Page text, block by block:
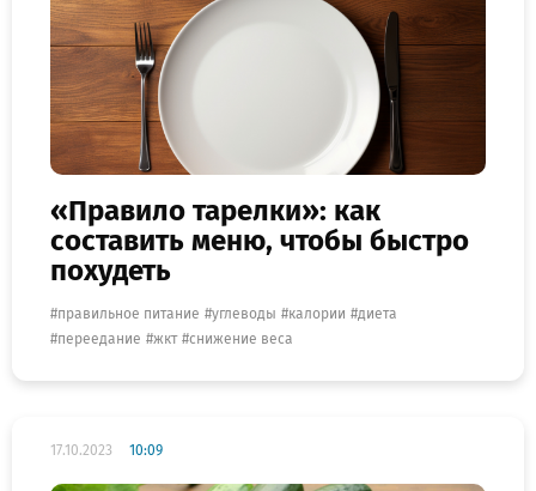
«Правило тарелки»: как
составить меню, чтобы быстро
похудеть
правильное питание углеводы калории
диета
переедание
жкт снижение веса
17.10.2023 10:09